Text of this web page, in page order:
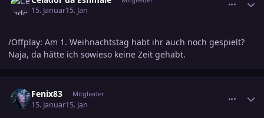
15. Januar15. Jan
/Offplay: Am 1. Weihnachtstag habt ihr auch noch gespielt?
Naja, da hätte ich sowieso keine Zeit gehabt.
Fenix83 Mitglieder
15. Januar15. Jan